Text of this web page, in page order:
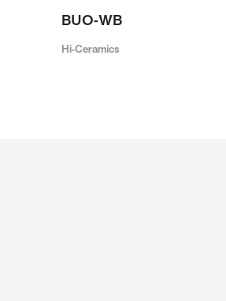
BUO-WB
Hi-Ceramics